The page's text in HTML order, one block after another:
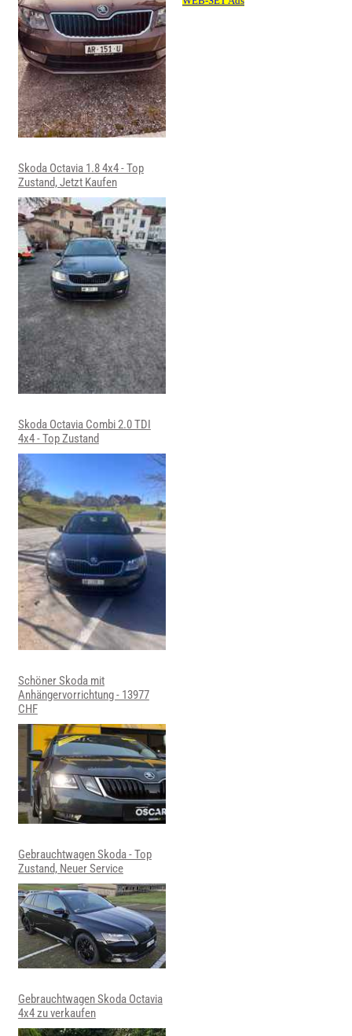
Skoda Octavia 1.8 4x4 - Top
Zustand, Jetzt Kaufen
Skoda Octavia Combi 2.0 TDI
4x4 - Top Zustand
Schöner Skoda mit
Anhängervorrichtung - 13977
CHF
Gebrauchtwagen Skoda - Top
Zustand, Neuer Service
Gebrauchtwagen Skoda Octavia
4x4 zu verkaufen